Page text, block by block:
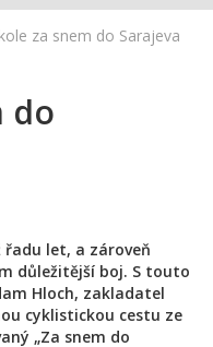
za snem do Sarajeva
do
řadu let, a zároveň
důležitější boj. S touto
Hloch, zakladatel
cyklistickou cestu ze
„Za snem do